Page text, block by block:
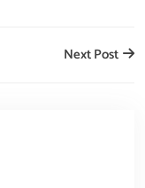
Next Post